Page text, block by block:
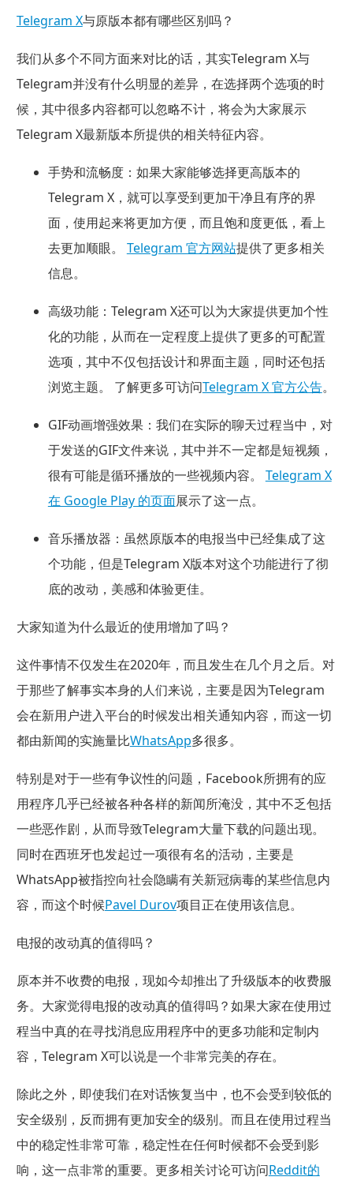
Telegram X与原版本都有哪些区别吗？
我们从多个不同方面来对比的话，其实Telegram X与
Telegram并没有什么明显的差异，在选择两个选项的时
候，其中很多内容都可以忽略不计，将会为大家展示
Telegram X最新版本所提供的相关特征内容。
手势和流畅度： 如果大家能够选择更高版本的
Telegram X，就可以享受到更加干净且有序的界
面，使用起来将更加方便，而且饱和度更低，看上
去更加顺眼。 Telegram 官方网站提供了更多相关
信息。
高级功能： Telegram X还可以为大家提供更加个性
化的功能，从而在一定程度上提供了更多的可配置
选项，其中不仅包括设计和界面主题，同时还包括
浏览主题。 了解更多可访问Telegram X 官方公告。
GIF动画增强效果： 我们在实际的聊天过程当中，对
于发送的GIF文件来说，其中并不一定都是短视频，
很有可能是循环播放的一些视频内容。 Telegram X
在 Google Play 的页面展示了这一点。
音乐播放器： 虽然原版本的电报当中已经集成了这
个功能，但是Telegram X版本对这个功能进行了彻
底的改动，美感和体验更佳。
大家知道为什么最近的使用增加了吗？
这件事情不仅发生在2020年，而且发生在几个月之后。对
于那些了解事实本身的人们来说，主要是因为Telegram
会在新用户进入平台的时候发出相关通知内容，而这一切
都由新闻的实施量比WhatsApp多很多。
特别是对于一些有争议性的问题，Facebook所拥有的应
用程序几乎已经被各种各样的新闻所淹没，其中不乏包括
一些恶作剧，从而导致Telegram大量下载的问题出现。
同时在西班牙也发起过一项很有名的活动，主要是
WhatsApp被指控向社会隐瞒有关新冠病毒的某些信息内
容，而这个时候Pavel Durov项目正在使用该信息。
电报的改动真的值得吗？
原本并不收费的电报，现如今却推出了升级版本的收费服
务。大家觉得电报的改动真的值得吗？如果大家在使用过
程当中真的在寻找消息应用程序中的更多功能和定制内
容，Telegram X可以说是一个非常完美的存在。
除此之外，即使我们在对话恢复当中，也不会受到较低的
安全级别，反而拥有更加安全的级别。而且在使用过程当
中的稳定性非常可靠，稳定性在任何时候都不会受到影
响，这一点非常的重要。更多相关讨论可访问Reddit的